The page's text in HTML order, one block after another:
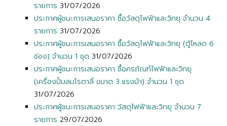
รายการ 31/07/2026
ประกาศผู้ชนะการเสนอราคา ซื้อวัสดุไฟฟ้าและวิทยุ จำนวน 4
รายการ 31/07/2026
ประกาศผู้ชนะการเสนอราคา ซื้อวัสดุไฟฟ้าและวิทยุ (ตู้โหลด 6
ช่อง) จำนวน 1 ชุด 31/07/2026
ประกาศผู้ชนะการเสนอราคา ซื้อครภัณฑ์ไฟฟ้าและวิทยุ
(เครื่องปั้มลมโรตาลี่ ขนาด 3 แรงม้า) จำนวน 1 ชุด
31/07/2026
ประกาศผู้ชนะการเสนอราคา วัสดุไฟฟ้าและวิทยุ จำนวน 7
รายการ 29/07/2026